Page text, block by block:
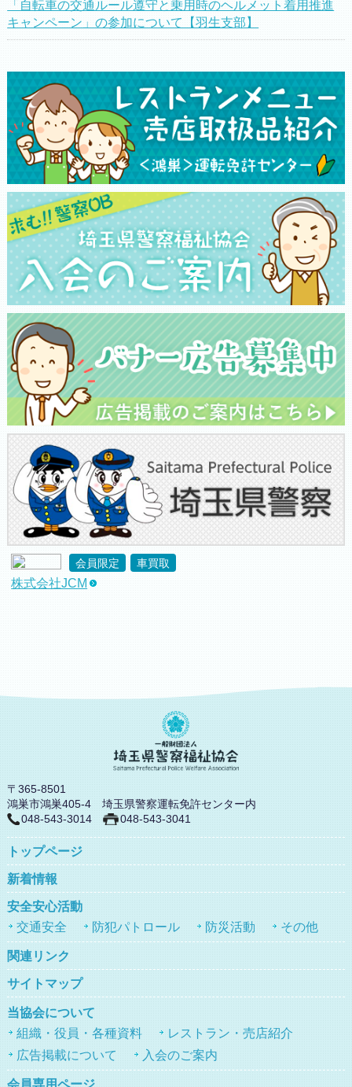
「自転車の交通ルール遵守と乗用時のヘルメット着用推進
キャンペーン」の参加について【羽生支部】
会員限定 車買取
株式会社JCM
〒365-8501
鴻巣市鴻巣405-4 埼玉県警察運転免許センター内
048-543-3014
048-543-3041
トップページ
新着情報
安全安心活動
交通安全
防犯パトロール 防災活動 その他
関連リンク
サイトマップ
当協会について
組織・役員・各種資料
レストラン・売店紹介
広告掲載について
入会のご案内